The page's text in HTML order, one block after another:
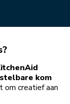
kom
creatief aan